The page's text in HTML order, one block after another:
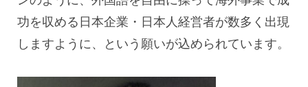
功を収める日本企業・日本人経営者が数多く出現
しますように、という願いが込められています。